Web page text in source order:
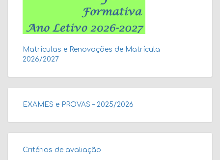
Matrículas e Renovações de Matrícula
2026/2027
EXAMES e PROVAS – 2025/2026
Critérios de avaliação